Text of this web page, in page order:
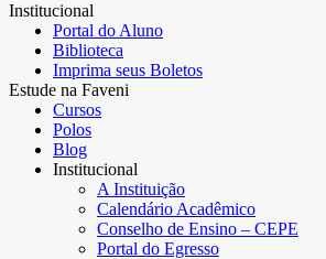
Institucional
Portal do Aluno
Biblioteca
Imprima seus Boletos
Estude na Faveni
Cursos
Polos
Blog
Institucional
A Instituição
Calendário Acadêmico
Conselho de Ensino – CEPE
Portal do Egresso